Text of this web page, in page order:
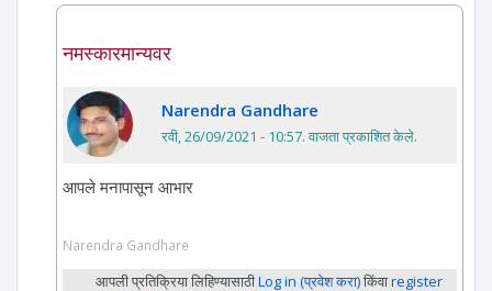
नमस्कारमान्यवर
Narendra Gandhare
रवी, 26/09/2021 - 10:57. वाजता प्रकाशित केले.
आपले मनापासून आभार
Narendra Gandhare
आपली प्रतिक्रिया लिहिण्यासाठीLog in (प्रवेश करा)किंवाregister